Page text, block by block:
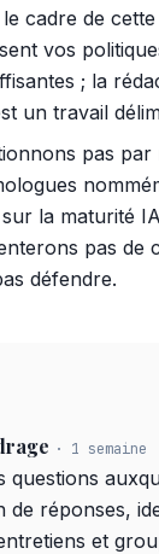
cadre de
vos
; la
un travail
pas par
la maturité
pas de
défendre.
· 1 semaine
questions
de réponses,
et